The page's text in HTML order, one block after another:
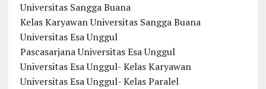
Universitas Sangga Buana
Kelas Karyawan Universitas Sangga Buana
Universitas Esa Unggul
Pascasarjana Universitas Esa Unggul
Universitas Esa Unggul- Kelas Karyawan
Universitas Esa Unggul- Kelas Paralel